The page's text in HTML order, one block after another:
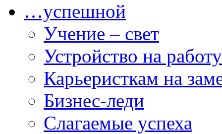
…успешной
Учение – свет
Устройство на работу
Карьеристкам на
Бизнес-леди
Слагаемые успеха